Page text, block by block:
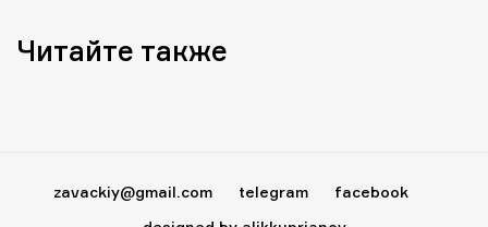
Читайте также
zavackiy@gmail.com telegram
facebook